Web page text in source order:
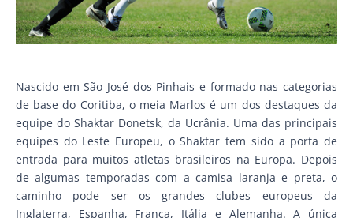
Nascido em São José dos Pinhais e formado nas categorias
de base do Coritiba, o meia Marlos é um dos destaques da
equipe do Shaktar Donetsk, da Ucrânia. Uma das principais
equipes do Leste Europeu, o Shaktar tem sido a porta de
entrada para muitos atletas brasileiros na Europa. Depois
de algumas temporadas com a camisa laranja e preta, o
caminho pode ser os grandes clubes europeus da
Inglaterra, Espanha, França, Itália e Alemanha. A única